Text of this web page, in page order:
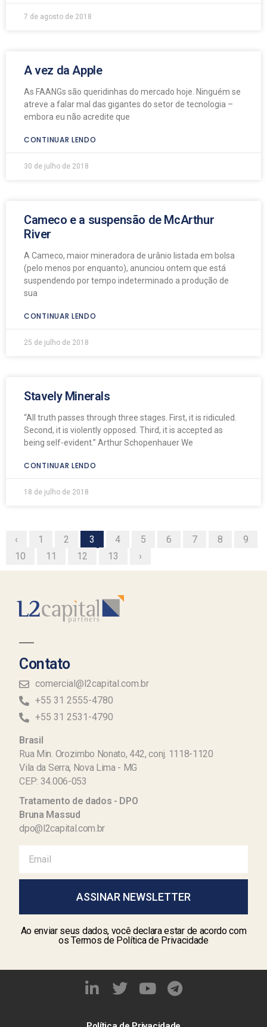
7 de agosto de 2018
A vez da Apple
As FAANGs são queridinhas do mercado hoje. Ninguém se
atreve a falar mal das gigantes do setor de tecnologia –
embora eu não acredite que
CONTINUAR LENDO
30 de julho de 2018
Cameco e a suspensão de McArthur
River
A Cameco, maior mineradora de urânio listada em bolsa
(pelo menos por enquanto), anunciou ontem que está
suspendendo por tempo indeterminado a produção de
sua
CONTINUAR LENDO
25 de julho de 2018
Stavely Minerals
“All truth passes through three stages. First, it is ridiculed.
Second, it is violently opposed. Third, it is accepted as
being self-evident.” Arthur Schopenhauer We
CONTINUAR LENDO
18 de julho de 2018
‹ 1 2 3 4 5 6 7 8
9
10
11 12 13 ›
Contato
comercial@l2capital.com.br
+55 31 2555-4780
+55 31 2531-4790
Brasil
Rua Min. Orozimbo Nonato, 442, conj. 1118-1120
Vila da Serra, Nova Lima - MG
CEP: 34.006-053
Tratamento de dados - DPO
Bruna Massud
dpo@l2capital.com.br
ASSINAR NEWSLETTER
Ao enviar seus dados, você declara estar de acordo com
os Termos de Política de Privacidade